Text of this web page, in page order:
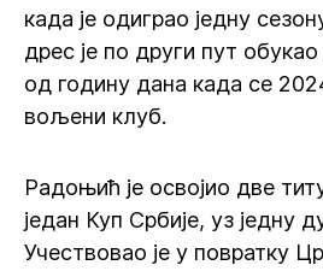
када је одиграо једну
дрес је по други пут
од годину дана када се
вољени клуб.
Радоњић је освојио две
један Куп Србије, уз једну
Учествовао је у повратку